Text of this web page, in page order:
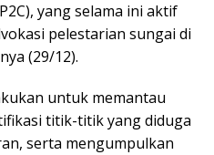
yang selama ini aktif
pelestarian sungai di
(29/12).
untuk memantau
titik-titik yang diduga
serta mengumpulkan